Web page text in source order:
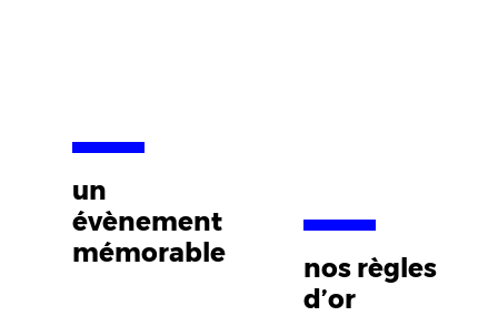
un
évènement
mémorable
nos règles
d’or